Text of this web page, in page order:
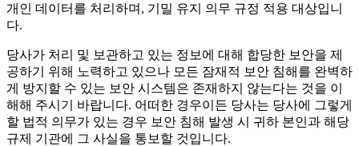
개인 데이터를 처리하며, 기밀 유지 의무 규정 적용 대상입니
다.
당사가 처리 및 보관하고 있는 정보에 대해 합당한 보안을 제
공하기 위해 노력하고 있으나 모든 잠재적 보안 침해를 완벽하
게 방지할 수 있는 보안 시스템은 존재하지 않는다는 것을 이
해해 주시기 바랍니다. 어떠한 경우이든 당사는 당사에 그렇게
할 법적 의무가 있는 경우 보안 침해 발생 시 귀하 본인과 해당
규제 기관에 그 사실을 통보할 것입니다.